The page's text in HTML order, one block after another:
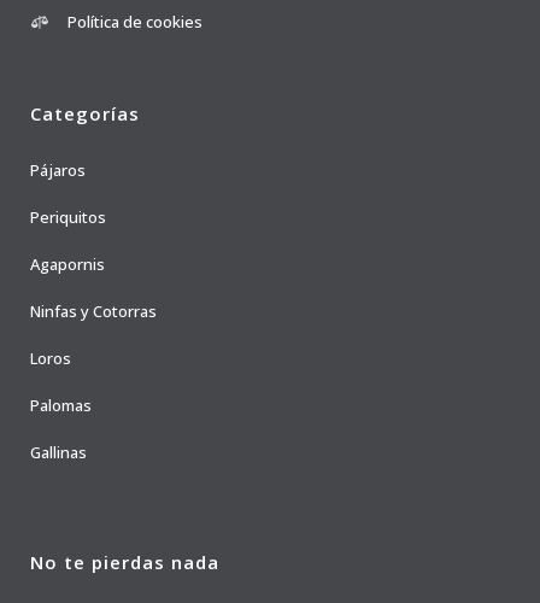
Política de cookies
Categorías
Pájaros
Periquitos
Agapornis
Ninfas y Cotorras
Loros
Palomas
Gallinas
No te pierdas nada